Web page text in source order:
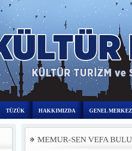
TÜZÜK HAKKIMIZDA GENEL
MEMUR-SEN VEFA